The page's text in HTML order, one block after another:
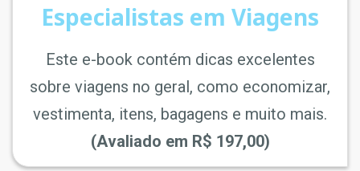
Especialistas em Viagens
Este e-book contém dicas excelentes
sobre viagens no geral, como economizar,
vestimenta, itens, bagagens e muito mais.
(Avaliado em R$ 197,00)